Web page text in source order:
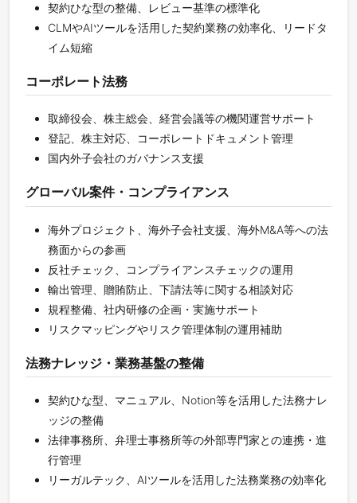
契約ひな型の整備、レビュー基準の標準化
CLMやAIツールを活用した契約業務の効率化、リードタ
イム短縮
コーポレート法務
取締役会、株主総会、経営会議等の機関運営サポート
登記、株主対応、コーポレートドキュメント管理
国内外子会社のガバナンス支援
グローバル案件・コンプライアンス
海外プロジェクト、海外子会社支援、海外M&A等への法
務面からの参画
反社チェック、コンプライアンスチェックの運用
輸出管理、贈賄防止、下請法等に関する相談対応
規程整備、社内研修の企画・実施サポート
リスクマッピングやリスク管理体制の運用補助
法務ナレッジ・業務基盤の整備
契約ひな型、マニュアル、Notion等を活用した法務ナレ
ッジの整備
法律事務所、弁理士事務所等の外部専門家との連携・進
行管理
リーガルテック、AIツールを活用した法務業務の効率化